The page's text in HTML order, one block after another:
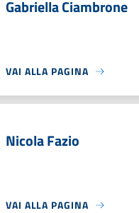
Gabriella Ciambrone
VAI ALLA PAGINA
Nicola Fazio
VAI ALLA PAGINA